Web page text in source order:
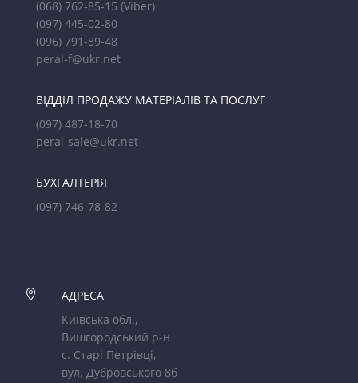
(068) 762-85-15 (Viber)
(097) 445-02-80
(096) 791-89-48
peral-f@ukr.net
ВІДДІЛ ПРОДАЖУ МАТЕРІАЛІВ ТА ПОСЛУГ
(097) 487-18-70
peral-sale@ukr.net
БУХГАЛТЕРІЯ
(097) 746-78-82

АДРЕСА
Київська обл.,
Вишгородський р-н
с. Старі Петрівці,
вул. Дубровського 8б